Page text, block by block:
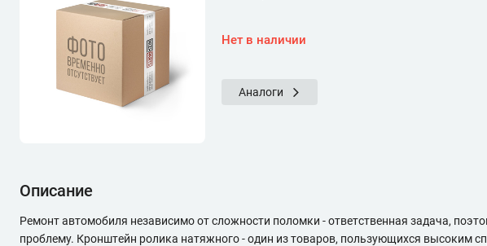
Нет в наличии
Аналоги
Описание
Ремонт автомобиля независимо от сложности поломки - ответственная задача,
проблему. Кронштейн ролика натяжного - один из товаров, пользующихся высоким